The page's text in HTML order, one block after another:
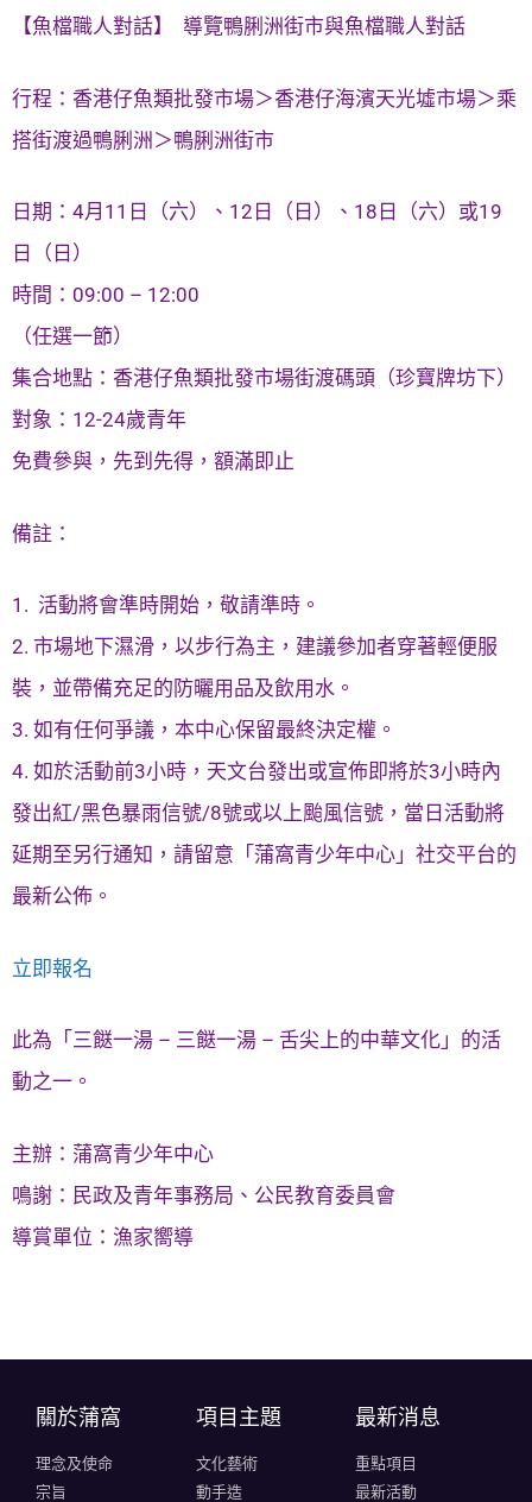
【魚檔職人對話】 ⁠ ⁠導覽鴨脷洲街市與魚檔職人對話
行程：香港仔魚類批發市場＞香港仔海濱天光墟市場＞乘
搭街渡過鴨脷洲＞鴨脷洲街市
日期：4月11日（六）、12日（日）、18日（六）或19
日（日）
時間：09:00 – 12:00
（任選一節）
集合地點：香港仔魚類批發市場街渡碼頭（珍寶牌坊下）
對象：12-24歲青年
免費參與，先到先得，額滿即止
備註：
1. 活動將會準時開始，敬請準時。
2. 市場地下濕滑，以步行為主，建議參加者穿著輕便服
裝，並帶備充足的防曬用品及飲用水。
3. 如有任何爭議，本中心保留最終決定權。
4. 如於活動前3小時，天文台發出或宣佈即將於3小時內
發出紅/黑色暴雨信號/8號或以上颱風信號，當日活動將
延期至另行通知，請留意「蒲窩青少年中心」社交平台的
最新公佈。
立即報名
此為「三餸一湯 – 三餸一湯 – 舌尖上的中華文化」的活
動之一。
主辦：蒲窩青少年中心
鳴謝：民政及青年事務局、公民教育委員會
導賞單位：漁家嚮導
關於蒲窩​
理念及使命
宗旨
項目主題
文化藝術
動手造
最新消息
重點項目
最新活動